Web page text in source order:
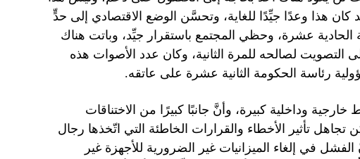
هذا وعدًا جيِّدًا للغاية، وتحسَّن الوضع الاقتصادي إلى حدٍّ
الحادية عشرة، وحظي المجتمع باستقرار جيِّد، وباتت هناك
التصويت لصالحه للمرة الثانية، وكان عدد الأصوات هذه
رئاسة الحكومة الثانية عشرة على عاتقه.
وداخلية كبيرة، وأنَّ جانبًا كبيرًا من الاختناقات
تأثير الأخطاء والقرارات الخاطئة التي اتّخذها رجال
في إلغاء الميزانيات غير الضرورية للأجهزة غير